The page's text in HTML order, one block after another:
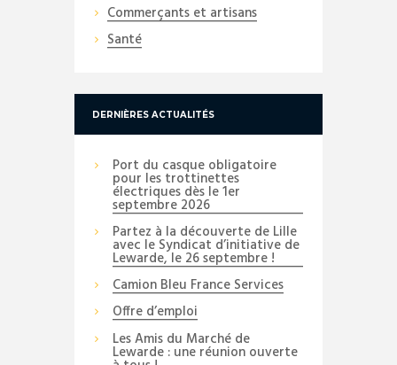
Commerçants et artisans
Santé
DERNIÈRES ACTUALITÉS
Port du casque obligatoire
pour les trottinettes
électriques dès le 1er
septembre 2026
Partez à la découverte de Lille
avec le Syndicat d’initiative de
Lewarde, le 26 septembre !
Camion Bleu France Services
Offre d’emploi
Les Amis du Marché de
Lewarde : une réunion ouverte